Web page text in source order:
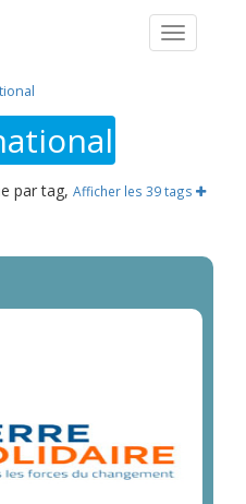
par tag, Afficher les 39 tags